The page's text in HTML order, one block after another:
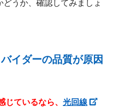
うか、確認してみましょ
イダーの品質が原因
ているなら、 光回線